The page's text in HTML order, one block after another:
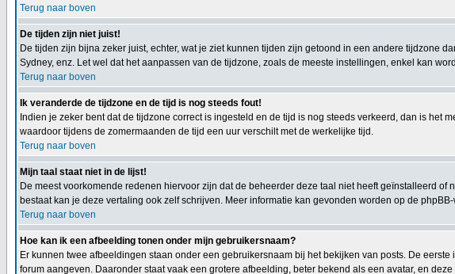
Terug naar boven
De tijden zijn niet juist!
De tijden zijn bijna zeker juist, echter, wat je ziet kunnen tijden zijn getoond in een andere tijdzone
Sydney, enz. Let wel dat het aanpassen van de tijdzone, zoals de meeste instellingen, enkel kan
Terug naar boven
Ik veranderde de tijdzone en de tijd is nog steeds fout!
Indien je zeker bent dat de tijdzone correct is ingesteld en de tijd is nog steeds verkeerd, dan is
waardoor tijdens de zomermaanden de tijd een uur verschilt met de werkelijke tijd.
Terug naar boven
Mijn taal staat niet in de lijst!
De meest voorkomende redenen hiervoor zijn dat de beheerder deze taal niet heeft geïnstalleerd
bestaat kan je deze vertaling ook zelf schrijven. Meer informatie kan gevonden worden op de
Terug naar boven
Hoe kan ik een afbeelding tonen onder mijn gebruikersnaam?
Er kunnen twee afbeeldingen staan onder een gebruikersnaam bij het bekijken van posts. De
forum aangeven. Daaronder staat vaak een grotere afbeelding, beter bekend als een avatar, en